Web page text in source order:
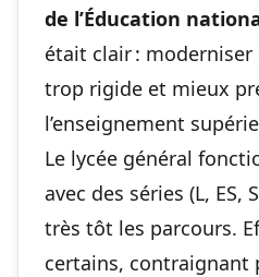
de l’Éducation
était clair :
trop rigide et mieux
l’enseignement
Le lycée général
avec des séries (L, ES,
très tôt les parcours.
certains, contraignant